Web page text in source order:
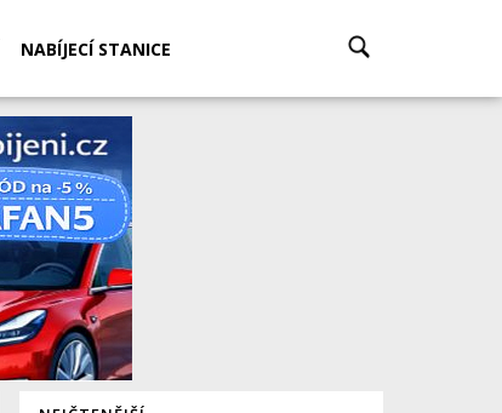
NABÍJECÍ STANICE